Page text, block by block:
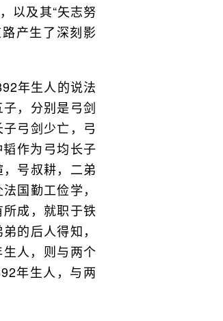
以及其“矢志努
产生了深刻影
年生人的说法
，分别是弓剑
弓剑少亡，弓
作为弓均长子
号叔耕，二弟
国勤工俭学，
成，就职于铁
的后人得知，
人，则与两个
年生人，与两